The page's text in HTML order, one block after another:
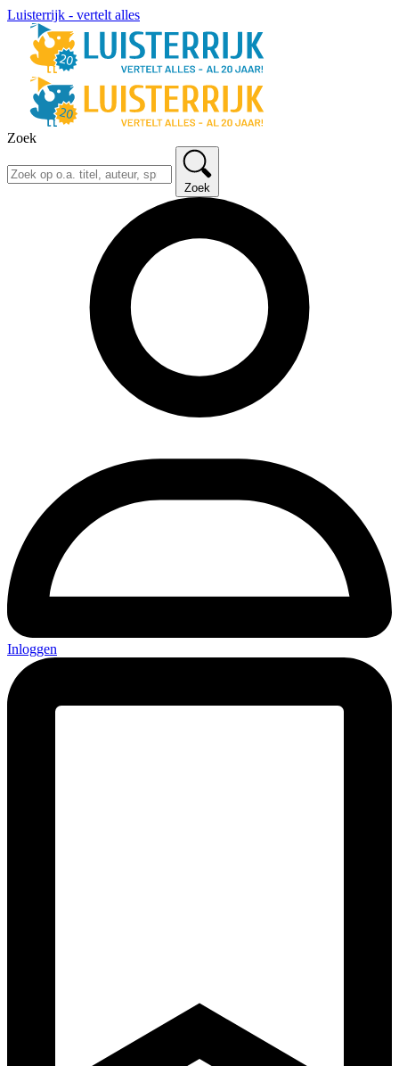
Luisterrijk - vertelt alles
Zoek
Zoek
Inloggen